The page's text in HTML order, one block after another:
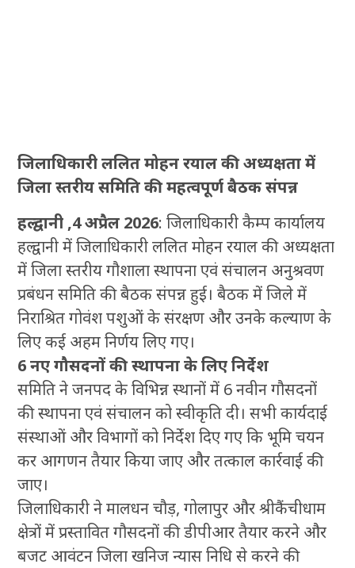
जिलाधिकारी ललित मोहन रयाल की अध्यक्षता में
जिला स्तरीय समिति की महत्वपूर्ण बैठक संपन्न
हल्द्वानी ,4 अप्रैल 2026: जिलाधिकारी कैम्प कार्यालय
हल्द्वानी में जिलाधिकारी ललित मोहन रयाल की अध्यक्षता
में जिला स्तरीय गौशाला स्थापना एवं संचालन अनुश्रवण
प्रबंधन समिति की बैठक संपन्न हुई। बैठक में जिले में
निराश्रित गोवंश पशुओं के संरक्षण और उनके कल्याण के
लिए कई अहम निर्णय लिए गए।
6 नए गौसदनों की स्थापना के लिए निर्देश
समिति ने जनपद के विभिन्न स्थानों में 6 नवीन गौसदनों
की स्थापना एवं संचालन को स्वीकृति दी। सभी कार्यदाई
संस्थाओं और विभागों को निर्देश दिए गए कि भूमि चयन
कर आगणन तैयार किया जाए और तत्काल कार्रवाई की
जाए।
जिलाधिकारी ने मालधन चौड़, गोलापुर और श्रीकैंचीधाम
क्षेत्रों में प्रस्तावित गौसदनों की डीपीआर तैयार करने और
बजट आवंटन जिला खनिज न्यास निधि से करने की